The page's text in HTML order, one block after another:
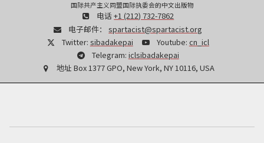
国际共产主义同盟国际执委会的中文出版物
电话+1 (212) 732-7862
电子邮件：
spartacist@spartacist.org
Twitter: sibadakepai Youtube: cn_icl
Telegram: iclsibadakepai
地址 Box 1377 GPO, New York, NY 10116, USA